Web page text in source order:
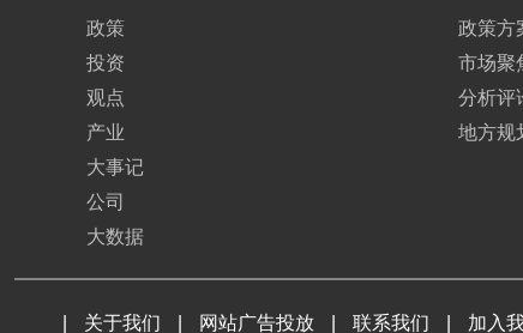
政策
投资
观点
产业
大事记
公司
大数据
政策方
市场聚
分析评
地方规
关于我们 网站广告投放 联系我们 加入